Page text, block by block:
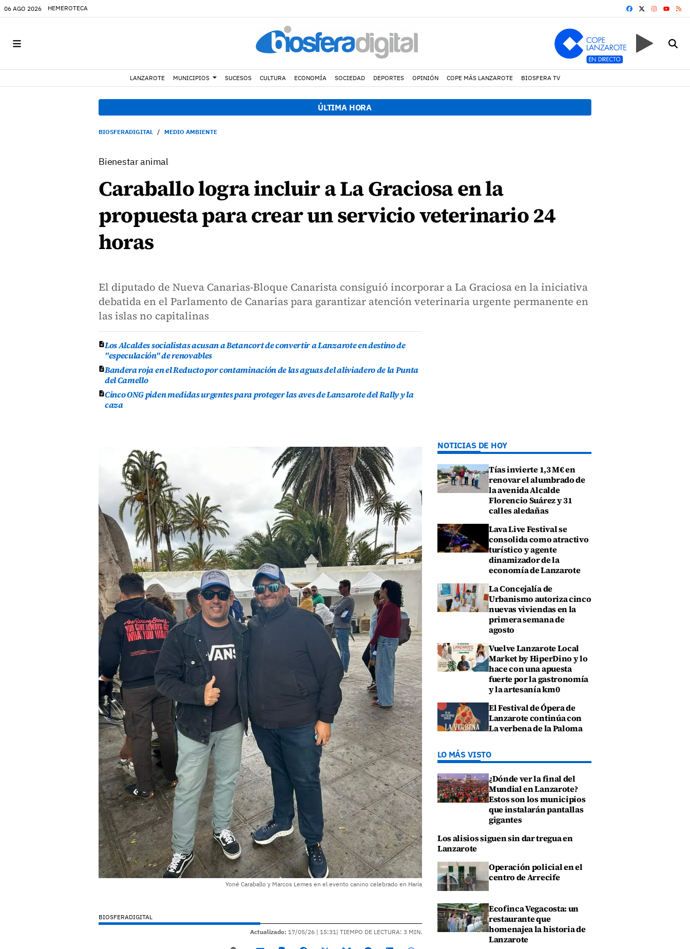
06 AGO 2026 HEMEROTECA FACEBOOK
YOUTUBE
LANZAROTE MUNICIPIOS SUCESOS CULTURA ECONOMÍA SOCIEDAD DEPORTES OPINIÓN COPE MÁS LANZAROTE BIOSFERA TV
ÚLTIMA HORA
BIOSFERADIGITAL MEDIO AMBIENTE
Bienestar animal
Caraballo logra incluir a La Graciosa en la
propuesta para crear un servicio veterinario 24
horas
El diputado de Nueva Canarias-Bloque Canarista consiguió incorporar a La Graciosa en la iniciativa
debatida en el Parlamento de Canarias para garantizar atención veterinaria urgente permanente en
las islas no capitalinas
Los Alcaldes socialistas acusan a Betancort de convertir a Lanzarote en destino de
"especulación" de renovables
Bandera roja en el Reducto por contaminación de las aguas del aliviadero de la Punta
del Camello
Cinco ONG piden medidas urgentes para proteger las aves de Lanzarote del Rally y la
caza
Yoné Caraballo y Marcos Lemes en el evento canino celebrado en Haría
BIOSFERADIGITAL
Actualizado: 17/05/26 | 15:31| TIEMPO DE LECTURA: 3 MIN.
NOTICIAS DE HOY
Tías invierte 1,3 M€ en
renovar el alumbrado de
la avenida Alcalde
Florencio Suárez y 31
calles aledañas
Lava Live Festival se
consolida como atractivo
turístico y agente
dinamizador de la
economía de Lanzarote
La Concejalía de
Urbanismo autoriza cinco
nuevas viviendas en la
primera semana de
agosto
Vuelve Lanzarote Local
Market by HiperDino y lo
hace con una apuesta
fuerte por la gastronomía
y la artesanía km0
El Festival de Ópera de
Lanzarote continúa con
La verbena de la Paloma
LO MÁS VISTO
¿Dónde ver la final del
Mundial en Lanzarote?
Estos son los municipios
que instalarán pantallas
gigantes
Los alisios siguen sin dar tregua en
Lanzarote
Operación policial en el
centro de Arrecife
Ecofinca Vegacosta: un
restaurante que
homenajea la historia de
Lanzarote